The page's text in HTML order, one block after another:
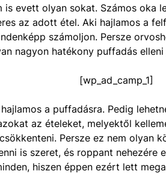
is evett olyan sokat. Számos oka
az adott étel. Aki hajlamos a
számoljon. Persze
nagyon hatékony puffadás
[wp_ad_camp_1]
a puffadásra. Pedig
az ételeket, melyektől
Persze ez nem olyan
is szeret, és roppant nehezére
hiszen éppen ezért lett